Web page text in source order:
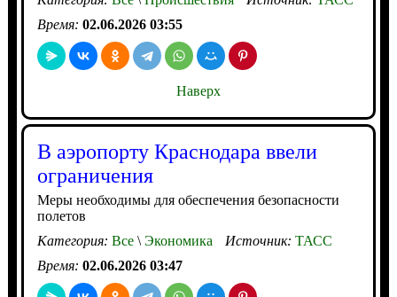
Время: 02.06.2026 03:55
Наверх
В аэропорту Краснодара ввели
ограничения
Меры необходимы для обеспечения безопасности
полетов
Категория: Все\Экономика Источник: ТАСС
Время: 02.06.2026 03:47